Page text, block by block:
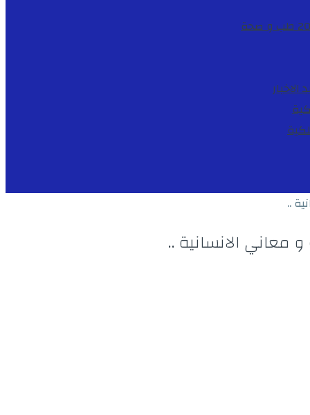
طب و صحة
الاخبار
..
الانسانية ..